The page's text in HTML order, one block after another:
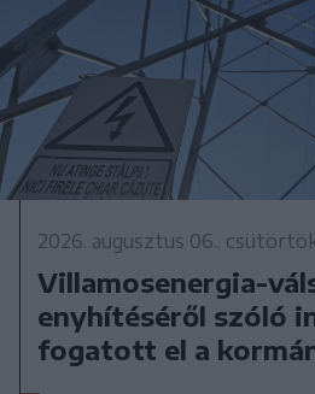
2026. augusztus 06.,
Villamosenergia-
enyhítéséről szóló
fogatott el a